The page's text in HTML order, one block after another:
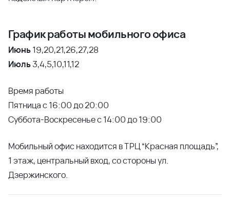
График работы мобильного офиса
Июнь19,20,21,26,27,28
Июль3,4,5,10,11,12
Время работы
Пятница с 16:00 до 20:00
Суббота-Воскресенье с 14:00 до 19:00
Мобильный офис находится в ТРЦ “Красная площадь”,
1 этаж, центральный вход, со стороны ул.
Дзержинского.